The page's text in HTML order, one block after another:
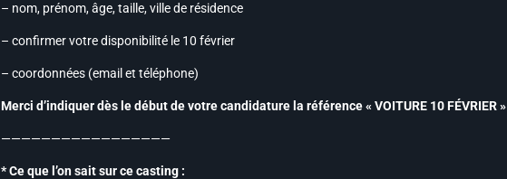
– nom, prénom, âge, taille, ville de résidence
– confirmer votre disponibilité le 10 février
– coordonnées (email et téléphone)
Merci d’indiquer dès le début de votre candidature la référence « VOITURE 10 FÉVRIER »
—————————————————
* Ce que l’on sait sur ce casting :